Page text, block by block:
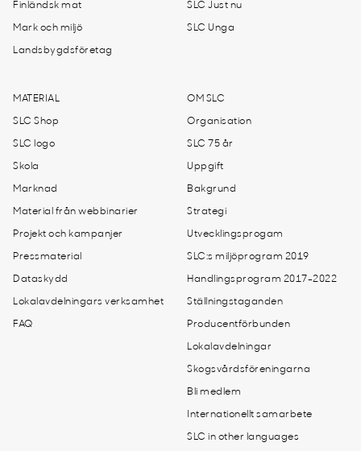
Finländsk mat
Mark och miljö
Landsbygdsföretag
SLC Just nu
SLC Unga
MATERIAL
SLC Shop
SLC logo
Skola
Marknad
Material från webbinarier
Projekt och kampanjer
Pressmaterial
Dataskydd
Lokalavdelningars verksamhet
FAQ
OM SLC
Organisation
SLC 75 år
Uppgift
Bakgrund
Strategi
Utvecklingsprogam
SLC:s miljöprogram 2019
Handlingsprogram 2017-2022
Ställningstaganden
Producentförbunden
Lokalavdelningar
Skogsvårdsföreningarna
Bli medlem
Internationellt samarbete
SLC in other languages